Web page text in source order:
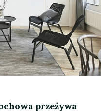
przeżywa